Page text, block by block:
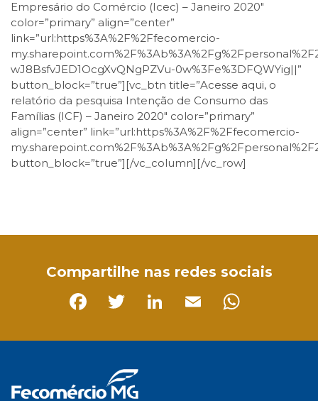
Empresário do Comércio (Icec) – Janeiro 2020″
color=”primary” align=”center”
link=”url:https%3A%2F%2Ffecomercio-
wJ8BsfvJED1OcgXvQNgPZVu-0w%3Fe%3DFQWYig||”
button_block=”true”][vc_btn title=”Acesse aqui, o
relatório da pesquisa Intenção de Consumo das
Famílias (ICF) – Janeiro 2020″ color=”primary”
align=”center” link=”url:https%3A%2F%2Ffecomercio-
button_block=”true”][/vc_column][/vc_row]
Compartilhe nas redes sociais